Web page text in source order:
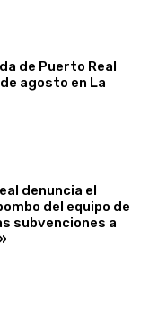
de Puerto Real
agosto en La
denuncia el
del equipo de
subvenciones a